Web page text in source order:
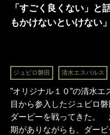
「すごく良くない」と
もかけないといけない
ジュビロ磐田 清水エスパルス
”オリジナル１０”の清水
目から参入したジュビロ
ダービーを戦ってきた。
期がありながらも、ダー